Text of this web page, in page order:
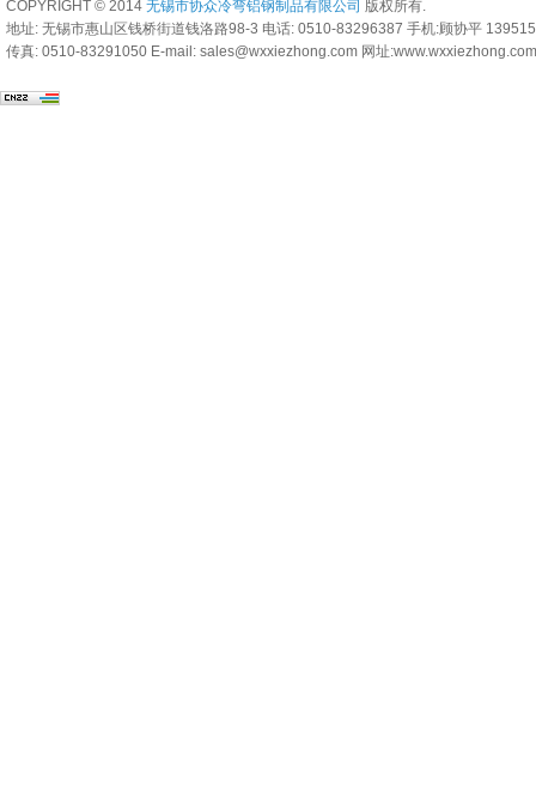
COPYRIGHT © 2014 无锡市协众冷弯铝钢制品有限公司 版权所有.
地址: 无锡市惠山区钱桥街道钱洛路98-3 电话: 0510-83296387 手机:顾协平
传真: 0510-83291050 E-mail: sales@wxxiezhong.com 网址:www.wxxiezhong.com